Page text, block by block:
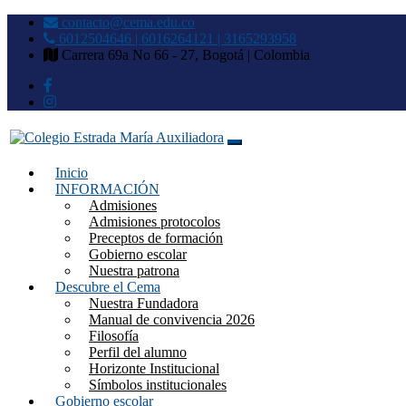
contacto@cema.edu.co
6012504646 | 6016264121 | 3165293958
Carrera 69a No 66 - 27, Bogotá | Colombia
Colegio Estrada María
Inicio
INFORMACIÓN
Admisiones
Admisiones protocolos
Preceptos de formación
Gobierno escolar
Nuestra patrona
Descubre el Cema
Nuestra Fundadora
Manual de convivencia 2026
Filosofía
Perfil del alumno
Horizonte Institucional
Símbolos institucionales
Gobierno escolar